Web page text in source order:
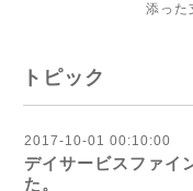
添った
トピック
2017-10-01 00:10:00
デイサービスファ
た。